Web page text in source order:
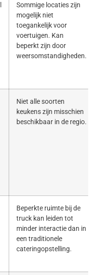
Sommige locaties zijn
mogelijk niet
toegankelijk voor
voertuigen. Kan
beperkt zijn door
weersomstandigheden.
Niet alle soorten
keukens zijn misschien
beschikbaar in de regio.
Beperkte ruimte bij de
truck kan leiden tot
minder interactie dan in
een traditionele
cateringopstelling.